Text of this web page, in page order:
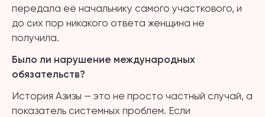
передала её начальнику самого участкового, и
до сих пор никакого ответа женщина не
получила.
Было ли нарушение международных
обязательств?
История Азизы — это не просто частный случай, а
показатель системных проблем. Если